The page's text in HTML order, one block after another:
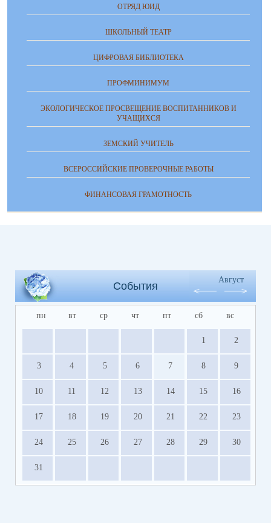
ОТРЯД ЮИД
ШКОЛЬНЫЙ ТЕАТР
ЦИФРОВАЯ БИБЛИОТЕКА
ПРОФМИНИМУМ
ЭКОЛОГИЧЕСКОЕ ПРОСВЕЩЕНИЕ ВОСПИТАННИКОВ И
УЧАЩИХСЯ
ЗЕМСКИЙ УЧИТЕЛЬ
ВСЕРОССИЙСКИЕ ПРОВЕРОЧНЫЕ РАБОТЫ
ФИНАНСОВАЯ ГРАМОТНОСТЬ
События
Август
пн вт ср чт пт сб вс
1 2
3 4 5 6 7 8 9
10 11 12 13 14 15 16
17 18 19 20 21 22 23
24 25 26 27 28 29 30
31